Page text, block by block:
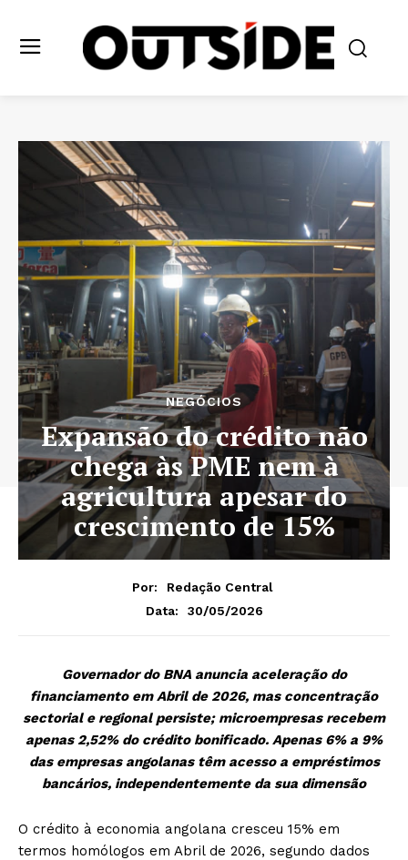
NEGÓCIOS
Expansão do crédito não
chega às PME nem à
agricultura apesar do
crescimento de 15%
Por:
Redação Central
Data:
30/05/2026
Governador do BNA anuncia aceleração do
financiamento em Abril de 2026, mas concentração
sectorial e regional persiste; microempresas recebem
apenas 2,52% do crédito bonificado. Apenas 6% a 9%
das empresas angolanas têm acesso a empréstimos
bancários, independentemente da sua dimensão
O crédito à economia angolana cresceu 15% em
termos homólogos em Abril de 2026, segundo dados